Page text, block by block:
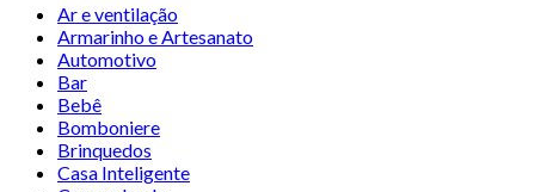
Ar e ventilação
Armarinho e Artesanato
Automotivo
Bar
Bebê
Bomboniere
Brinquedos
Casa Inteligente